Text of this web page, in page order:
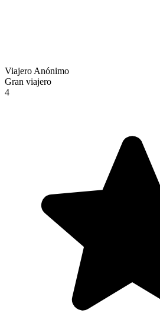
Viajero Anónimo
Gran viajero
4